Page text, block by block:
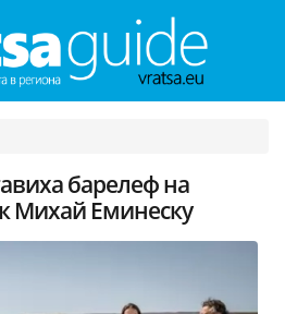
барелеф на
Михай Еминеску